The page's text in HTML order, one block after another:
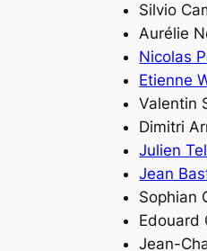
Silvio
Aurélie
Nicolas
Etienne
Valentin
Dimitri
Julien
Jean
Sophian
Edouard
Jean-